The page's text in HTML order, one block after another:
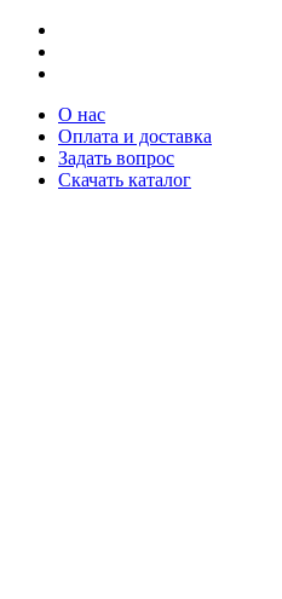
О нас
Оплата и доставка
Задать вопрос
Скачать каталог